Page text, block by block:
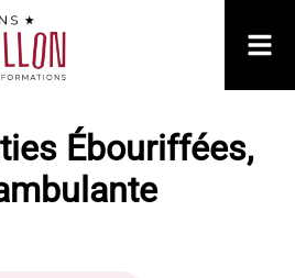
Ébouriffées,